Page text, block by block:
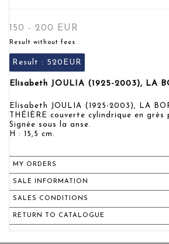
150 - 200 EUR
Result without fees
Result : 520EUR
Elisabeth JOULIA (1925-2003), LA
Elisabeth JOULIA (1925-2003), LA
THÉIÈRE couverte cylindrique en grès
Signée sous la anse.
H : 15,5 cm.
MY ORDERS
SALE INFORMATION
SALES CONDITIONS
RETURN TO CATALOGUE